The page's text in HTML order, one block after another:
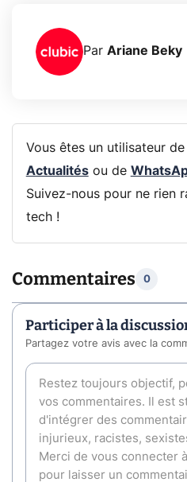
Par Ariane Beky
Vous êtes un utilisateur de
Actualitésou de
Suivez-nous pour ne rien
tech !
Commentaires 0
Participer à la
Partagez votre avis avec la